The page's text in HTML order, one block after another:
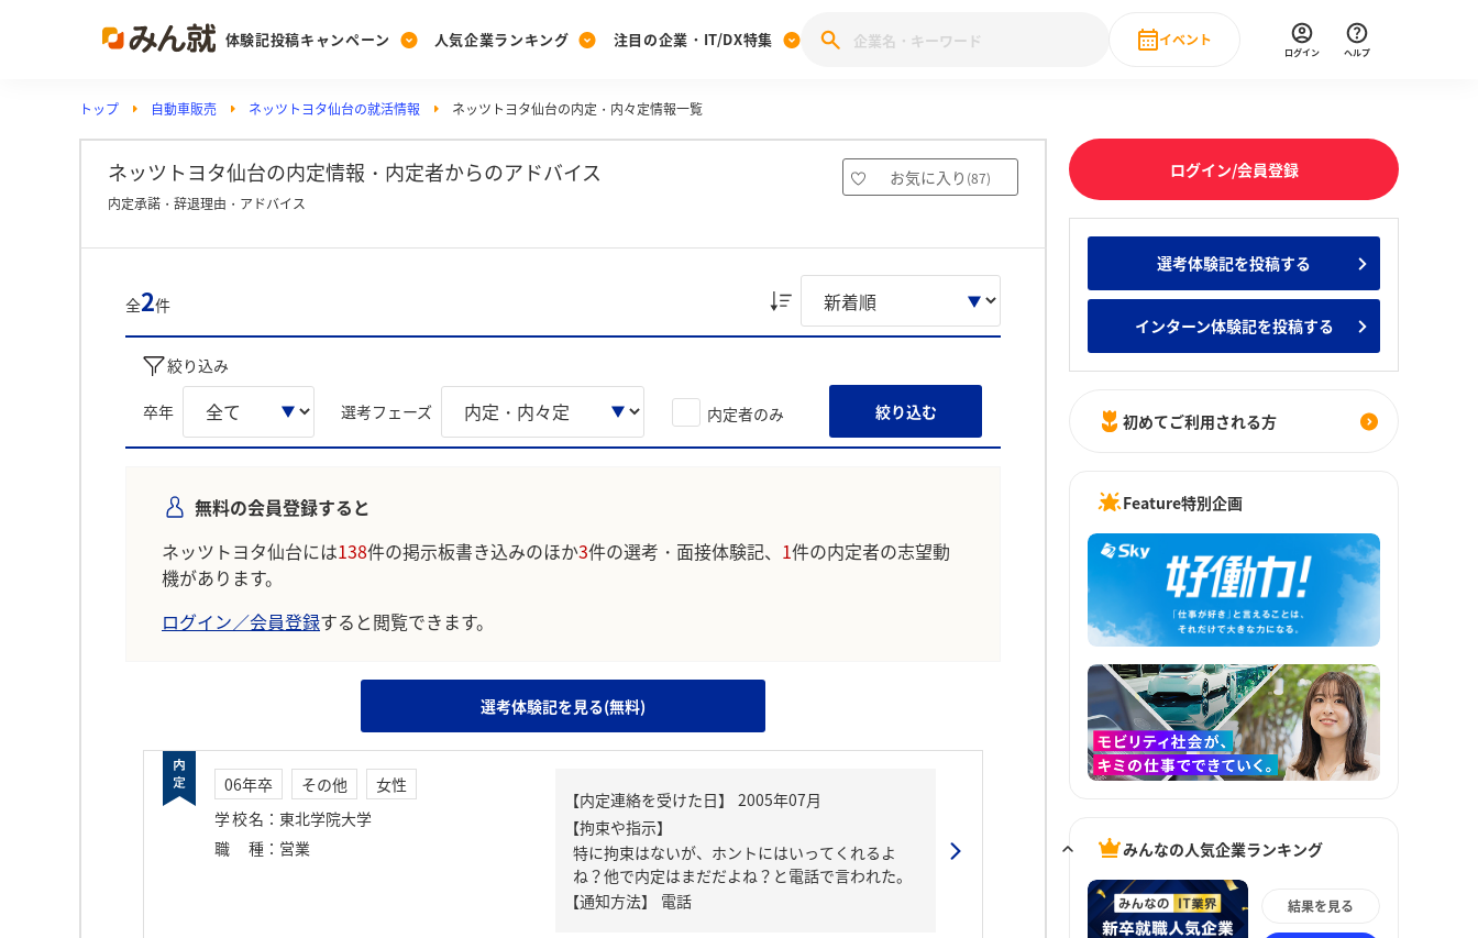
体験記投稿キャンペーン
Post
投稿する
[27卒] 本選考体験記投稿キャンペーン
人気企業ランキング
Ranking
ランキングを見る
みんなのDX企業就職ブランド調査
Vote みんなの新卒就職人気企業ランキング みんなのインターン人気企業ランキ
注目の企業・IT/DX特集
PickUp
注目の企業特集
28卒 IT・DX現場社員インタビュー
イベント
直近のイベント一覧
ログイン ヘルプ
トップ 自動車販売 ネッツトヨタ仙台の就活情報 ネッツトヨタ仙台の内定・内々定情報一覧
ネッツトヨタ仙台の内定情報・内定者からのアドバイス お気に入り (87)
内定承諾・辞退理由・アドバイス
全2件
絞り込み
卒年 選考フェーズ 内定者のみ 絞り込む
無料の会員登録すると
ネッツトヨタ仙台には138件の掲示板書き込みのほか3件の選考・面接体験記、 1件の内定者の志望動
機があります。
ログイン／会員登録すると閲覧できます。
選考体験記を見る(無料)
06年卒 その他
女性
学校名 ： 東北学院大学
職種 ： 営業
【内定連絡を受けた日】
2005年07月
【拘束や指示】
特に拘束はないが、ホントにはいってくれるよ
ね？他で内定はまだだよね？と電話で言われた。
【通知方法】
電話
ログイン/会員登録
選考体験記を投稿する
インターン体験記を投稿する
初めてご利用される方
Feature特別企画
みんなの人気企業ランキング
結果を見る